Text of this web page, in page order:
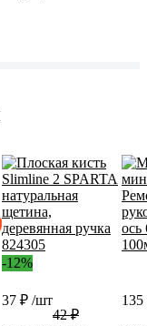
-12%
37 ₽ /шт
42 ₽
135